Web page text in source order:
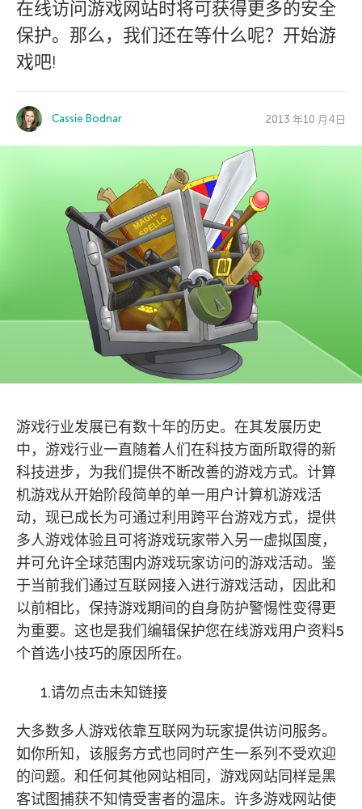
在线访问游戏网站时将可获得更多的安全
保护。那么，我们还在等什么呢？开始游
戏吧!
Cassie Bodnar 2013 年10 月4日
游戏行业发展已有数十年的历史。在其发展历史
中，游戏行业一直随着人们在科技方面所取得的新
科技进步，为我们提供不断改善的游戏方式。计算
机游戏从开始阶段简单的单一用户计算机游戏活
动，现已成长为可通过利用跨平台游戏方式，提供
多人游戏体验且可将游戏玩家带入另一虚拟国度，
并可允许全球范围内游戏玩家访问的游戏活动。鉴
于当前我们通过互联网接入进行游戏活动，因此和
以前相比，保持游戏期间的自身防护警惕性变得更
为重要。这也是我们编辑保护您在线游戏用户资料5
个首选小技巧的原因所在。
1.请勿点击未知链接
大多数多人游戏依靠互联网为玩家提供访问服务。
如你所知，该服务方式也同时产生一系列不受欢迎
的问题。和任何其他网站相同，游戏网站同样是黑
客试图捕获不知情受害者的温床。许多游戏网站使